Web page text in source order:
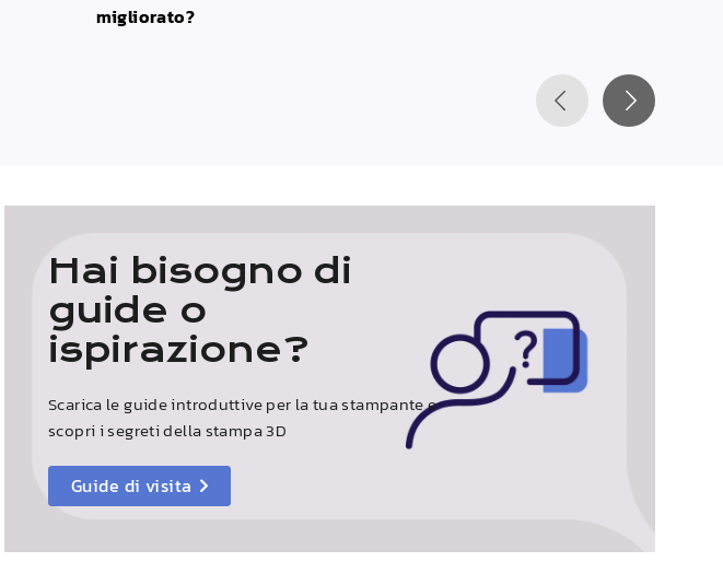
migliorato?
Hai bisogno di
guide o
ispirazione?
Scarica le guide introduttive per la tua stampante e
scopri i segreti della stampa 3D
Guide di visita